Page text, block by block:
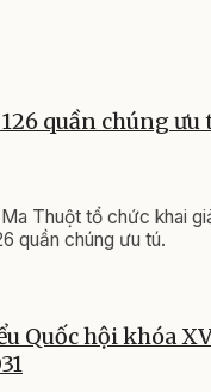
quần chúng ưu
Thuột tổ chức khai
quần chúng ưu tú.
Quốc hội khóa